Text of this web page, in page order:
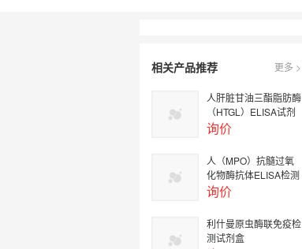
相关产品推荐 更多 >
人肝脏甘油三酯脂肪酶
（HTGL）ELISA试剂
盒
询价
人（MPO）抗髓过氧
化物酶抗体ELISA检测
试剂盒
询价
利什曼原虫酶联免疫检
测试剂盒